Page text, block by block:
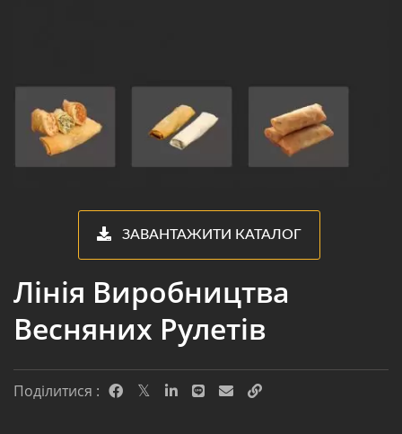
ЗАВАНТАЖИТИ КАТАЛОГ
Лінія Виробництва
Весняних Рулетів
Поділитися :